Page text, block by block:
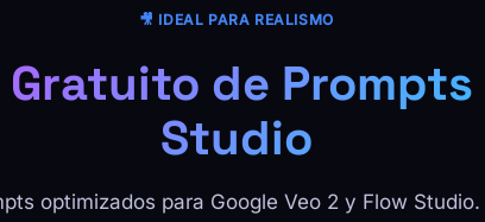
🎥 IDEAL PARA REALISMO
de Prompts
Studio
optimizados para Google Veo 2 y Flow